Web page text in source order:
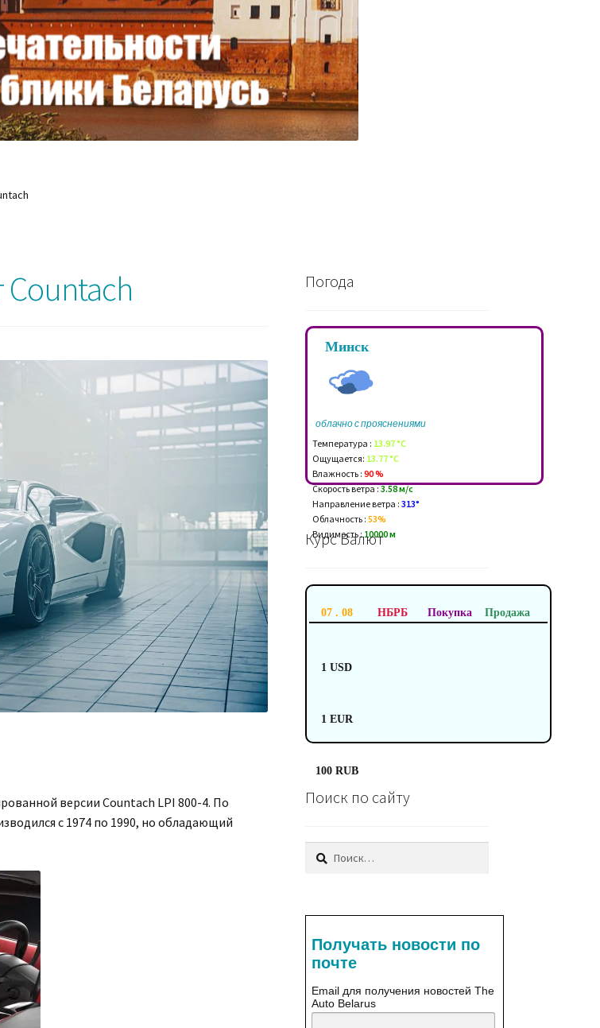
версии Countach LPI 800-4. По
с 1974 по 1990, но обладающий
Погода
Минск
облачно с прояснениями
Температура : 13.97 °C
Ощущается: 13.77 °C
Влажность : 90 %
Скорость ветра :3.58 м/c
Направление ветра : 313°
Облачность : 53%
Видимость :10000 м
Курс Валют
07 . 08 НБРБ Покупка Продажа
1 USD
1 EUR
100 RUB
Поиск по сайту
Найти:
Получать новости по
почте
Email для получения новостей The
Auto Belarus